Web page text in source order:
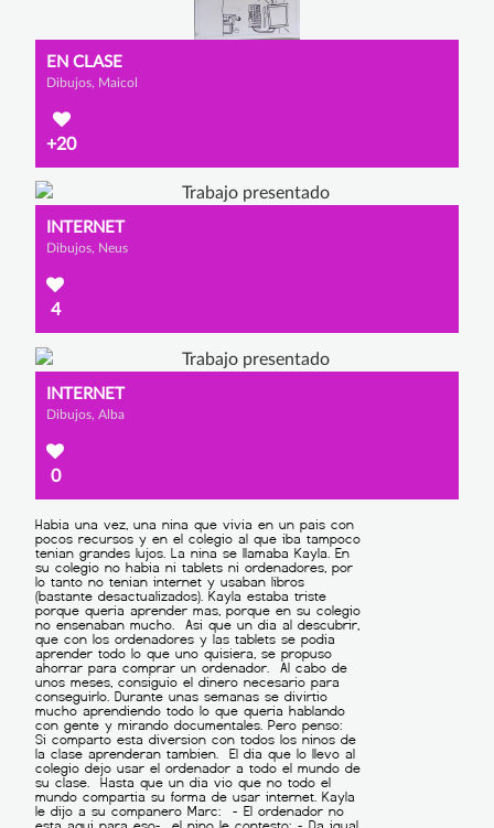
EN CLASE
Dibujos, Maicol
+20
INTERNET
Dibujos, Neus
4
INTERNET
Dibujos, Alba
0